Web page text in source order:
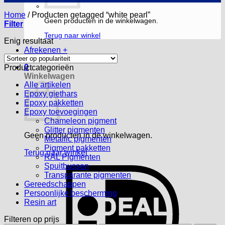
Geen producten in de winkelwagen.
Terug naar winkel
Afrekenen +
0
Winkelwagen
Geen producten in de winkelwagen.
Terug naar winkel
Home /Producten getagged “white pearl”
Filter
Enig resultaat
Productcategorieën
Alle artikelen
Epoxy giethars
Epoxy pakketten
Epoxy toevoegingen
Chameleon pigment
Glitter pigmenten
Metallic pigmenten
Pigment pakketten
RAL Pigmenten
Spuitbussen
Transparante pigmenten
Gereedschappen
Persoonlijke bescherming
Resin art
Filteren op prijs